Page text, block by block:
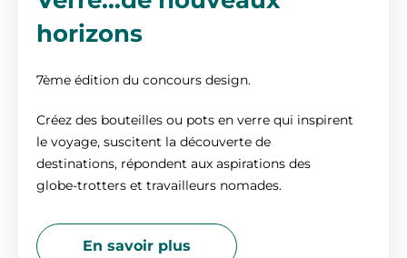
horizons
7ème édition du concours design.
Créez des bouteilles ou pots en verre qui inspirent
le voyage, suscitent la découverte de
destinations, répondent aux aspirations des
globe-trotters et travailleurs nomades.
En savoir plus